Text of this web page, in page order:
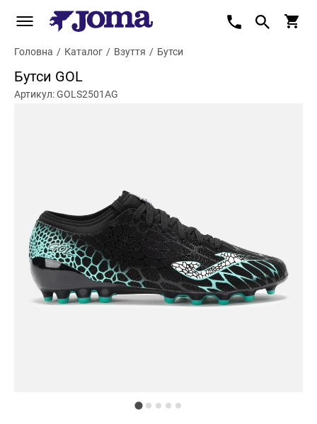
Головна / Каталог / Взуття / Бутси
Бутси GOL
Артикул: GOLS2501AG